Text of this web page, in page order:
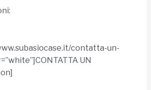
contatta-un-
UN